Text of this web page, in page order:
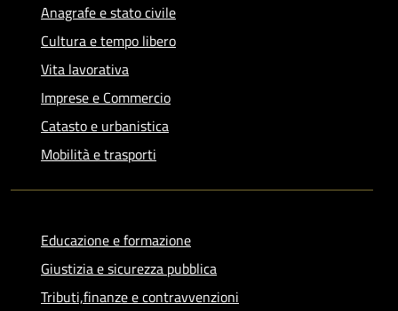
Anagrafe e stato civile
Cultura e tempo libero
Vita lavorativa
Imprese e Commercio
Catasto e urbanistica
Mobilità e trasporti
Educazione e formazione
Giustizia e sicurezza pubblica
Tributi,finanze e contravvenzioni